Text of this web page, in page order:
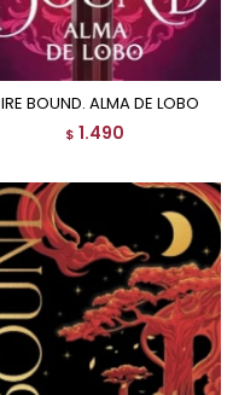
DIRE BOUND. ALMA DE LOBO
$ 1.490